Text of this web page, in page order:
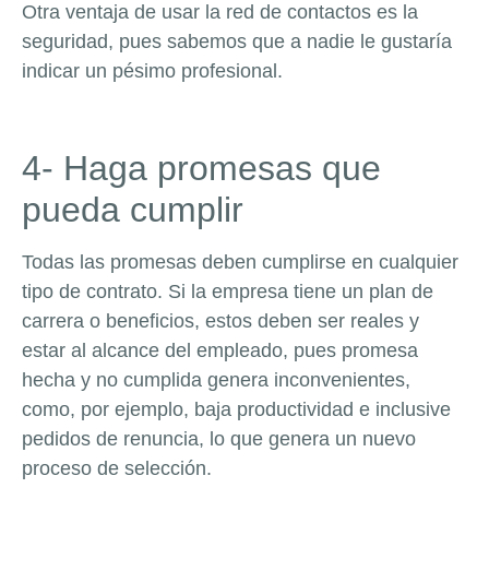
Otra ventaja de usar la red de contactos es la
seguridad, pues sabemos que a nadie le gustaría
indicar un pésimo profesional.
4- Haga promesas que
pueda cumplir
Todas las promesas deben cumplirse en cualquier
tipo de contrato. Si la empresa tiene un plan de
carrera o beneficios, estos deben ser reales y
estar al alcance del empleado, pues promesa
hecha y no cumplida genera inconvenientes,
como, por ejemplo, baja productividad e inclusive
pedidos de renuncia, lo que genera un nuevo
proceso de selección.